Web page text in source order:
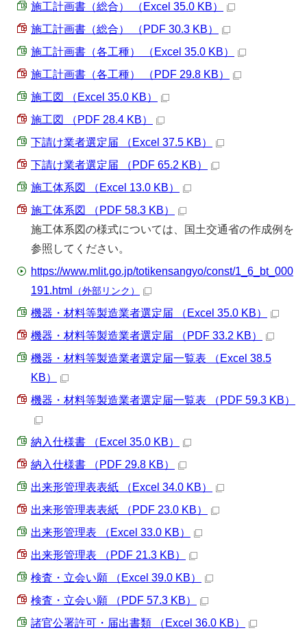
施工計画書（総合） （Excel 35.0 KB）
施工計画書（総合） （PDF 30.3 KB）
施工計画書（各工種） （Excel 35.0 KB）
施工計画書（各工種） （PDF 29.8 KB）
施工図 （Excel 35.0 KB）
施工図 （PDF 28.4 KB）
下請け業者選定届 （Excel 37.5 KB）
下請け業者選定届 （PDF 65.2 KB）
施工体系図 （Excel 13.0 KB）
施工体系図 （PDF 58.3 KB）
施工体系図の様式については、国土交通省の作成例を
参照してください。
https://www.mlit.go.jp/totikensangyo/const/1_6_bt_000
191.html
（外部リンク）
機器・材料等製造業者選定届 （Excel 35.0 KB）
機器・材料等製造業者選定届 （PDF 33.2 KB）
機器・材料等製造業者選定届一覧表 （Excel 38.5
KB）
機器・材料等製造業者選定届一覧表 （PDF 59.3 KB）
納入仕様書 （Excel 35.0 KB）
納入仕様書 （PDF 29.8 KB）
出来形管理表表紙 （Excel 34.0 KB）
出来形管理表表紙 （PDF 23.0 KB）
出来形管理表 （Excel 33.0 KB）
出来形管理表 （PDF 21.3 KB）
検査・立会い願 （Excel 39.0 KB）
検査・立会い願 （PDF 57.3 KB）
諸官公署許可・届出書類 （Excel 36.0 KB）